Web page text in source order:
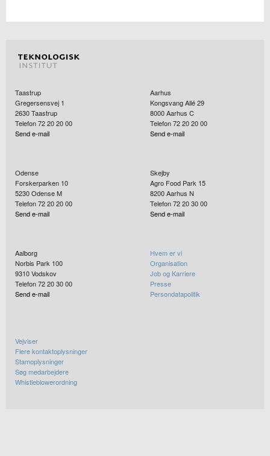
Taastrup
Gregersensvej 1
2630Taastrup
Telefon 72 20 20 00
Send e-mail
Aarhus
Kongsvang Allé 29
8000Aarhus C
Telefon 72 20 20 00
Send e-mail
Odense
Forskerparken 10
5230Odense M
Telefon 72 20 20 00
Send e-mail
Skejby
Agro Food Park 15
8200Aarhus N
Telefon 72 20 30 00
Send e-mail
Aalborg
Norbis Park 100
9310Vodskov
Telefon 72 20 30 00
Send e-mail
Hvem er vi
Organisation
Job og Karriere
Presse
Persondatapolitik
Vejviser
Flere kontaktoplysninger
Stamoplysninger
Søg medarbejdere
Whistleblowerordning